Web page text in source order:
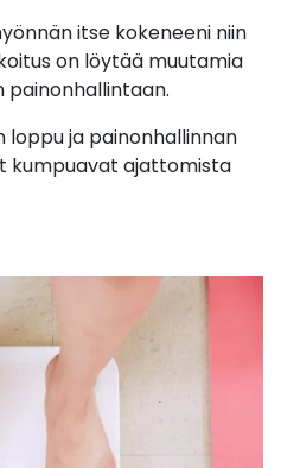
itse kokeneeni niin
on löytää muutamia
painonhallintaan.
loppu ja painonhallinnan
kumpuavat ajattomista